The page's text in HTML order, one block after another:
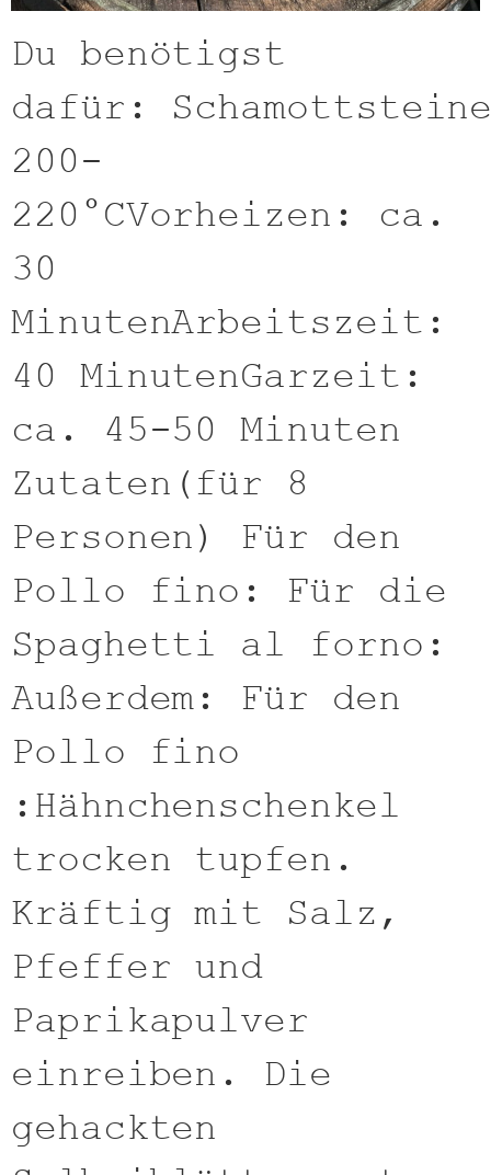
Du benötigst
dafür:
200-
220°CVorheizen: ca.
30
MinutenArbeitszeit:
40 MinutenGarzeit:
ca. 45-50 Minuten
Zutaten(für 8
Personen) Für den
Pollo fino: Für die
Spaghetti al forno:
Außerdem: Für den
Pollo fino
:Hähnchenschenkel
trocken tupfen.
Kräftig mit Salz,
Pfeffer und
Paprikapulver
einreiben. Die
gehackten